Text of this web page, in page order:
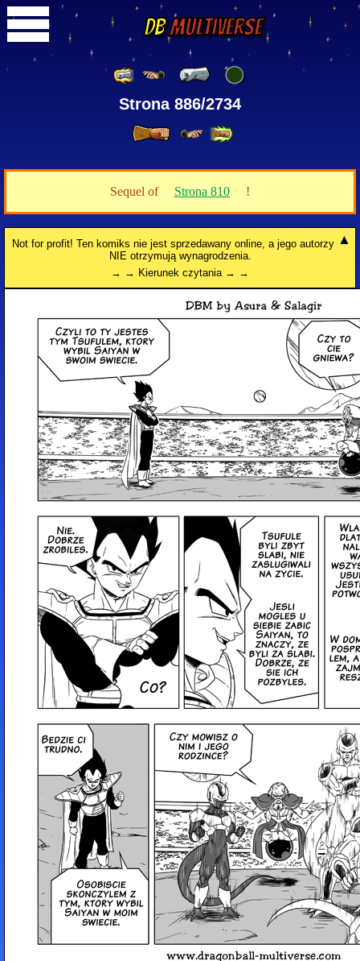
DBMultiverse
Strona 886/2734
Sequel of Strona 810 !
Not for profit! Ten komiks nie jest sprzedawany online, a jego autorzy
NIE otrzymują wynagrodzenia.
→ → Kierunek czytania → →